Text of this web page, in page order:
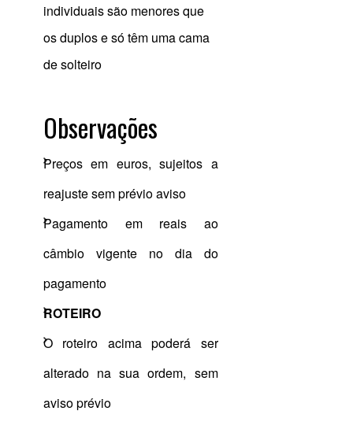
individuais são menores que
os duplos e só têm uma cama
de solteiro
Observações
Preços em euros, sujeitos a
reajuste sem prévio aviso
Pagamento em reais ao
câmbio vigente no dia do
pagamento
ROTEIRO
O roteiro acima poderá ser
alterado na sua ordem, sem
aviso prévio